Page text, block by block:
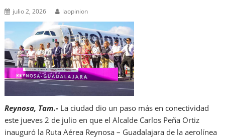
julio 2, 2026 laopinion
Reynosa, Tam.- La ciudad dio un paso más en conectividad
este jueves 2 de julio en que el Alcalde Carlos Peña Ortiz
inauguró la Ruta Aérea Reynosa – Guadalajara de la aerolínea